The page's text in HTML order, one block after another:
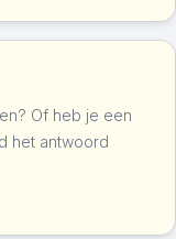
Of heb je een
het antwoord